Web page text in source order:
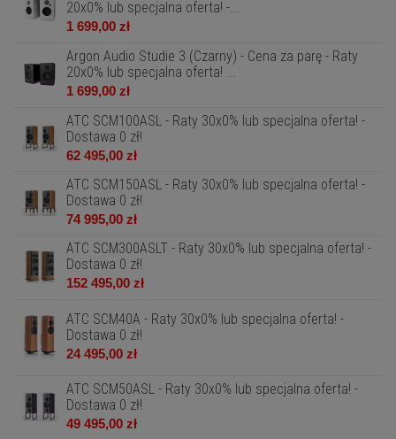
20x0% lub specjalna oferta! -...
1 699,00 zł
Argon Audio Studie 3 (Czarny) - Cena za parę - Raty
20x0% lub specjalna oferta! ...
1 699,00 zł
ATC SCM100ASL - Raty 30x0% lub specjalna oferta! -
Dostawa 0 zł!
62 495,00 zł
ATC SCM150ASL - Raty 30x0% lub specjalna oferta! -
Dostawa 0 zł!
74 995,00 zł
ATC SCM300ASLT - Raty 30x0% lub specjalna oferta! -
Dostawa 0 zł!
152 495,00 zł
ATC SCM40A - Raty 30x0% lub specjalna oferta! -
Dostawa 0 zł!
24 495,00 zł
ATC SCM50ASL - Raty 30x0% lub specjalna oferta! -
Dostawa 0 zł!
49 495,00 zł